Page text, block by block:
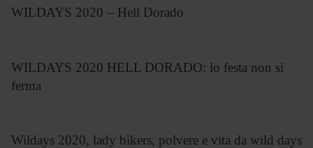
WILDAYS 2020 – Hell Dorado
WILDAYS 2020 HELL DORADO: lo festa non si
ferma
Wildays 2020, lady bikers, polvere e vita da wild days